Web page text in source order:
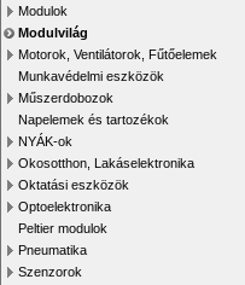
Modulok
Modulvilág
Motorok, Ventilátorok, Fűtőelemek
Munkavédelmi eszközök
Műszerdobozok
Napelemek és tartozékok
NYÁK-ok
Okosotthon, Lakáselektronika
Oktatási eszközök
Optoelektronika
Peltier modulok
Pneumatika
Szenzorok